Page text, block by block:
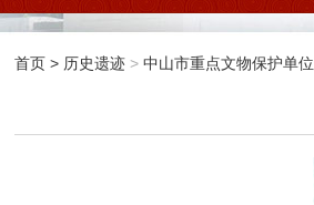
首页 > 历史遗迹 > 中山市重点文物保护单位